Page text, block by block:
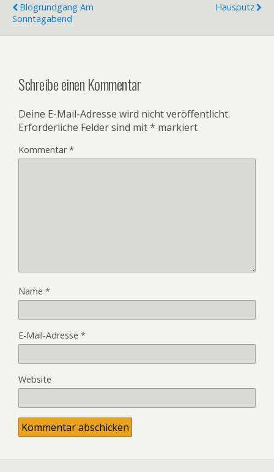
Blogrundgang Am
Sonntagabend
Hausputz
Schreibe einen Kommentar
Deine E-Mail-Adresse wird nicht veröffentlicht.
Erforderliche Felder sind mit* markiert
Kommentar*
Name *
E-Mail-Adresse *
Website